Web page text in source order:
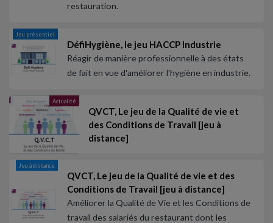
restauration.
Jeu présentiel
DéfiHygiène, le jeu HACCP Industrie
Réagir de manière professionnelle à des états
de fait en vue d'améliorer l'hygiène en industrie.
Actualité
QVCT, Le jeu de la Qualité de vie et
des Conditions de Travail [jeu à
distance]
Jeu à distance
QVCT, Le jeu de la Qualité de vie et des
Conditions de Travail [jeu à distance]
Améliorer la Qualité de Vie et les Conditions de
travail des salariés du restaurant dont les